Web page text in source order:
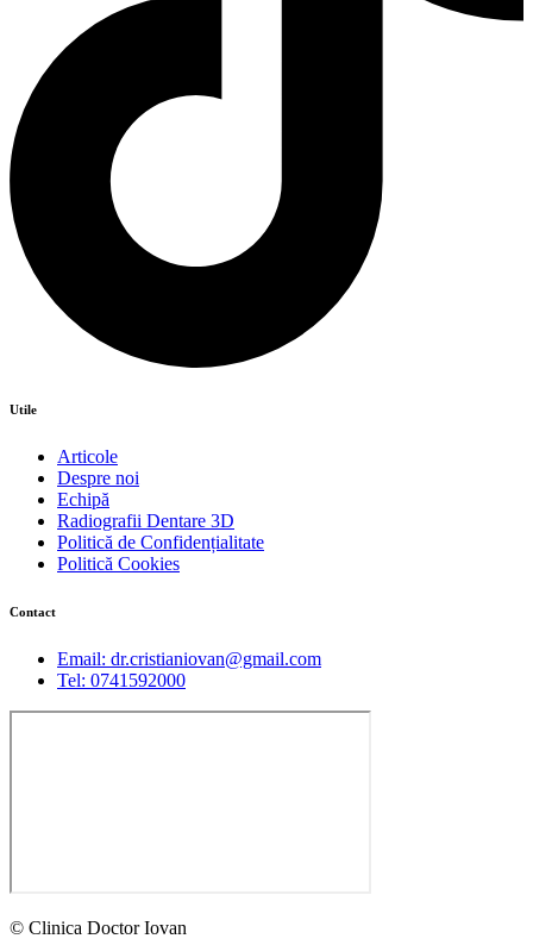
Utile
Articole
Despre noi
Echipă
Radiografii Dentare 3D
Politică de Confidențialitate
Politică Cookies
Contact
Email: dr.cristianiovan@gmail.com
Tel: 0741592000
© Clinica Doctor Iovan